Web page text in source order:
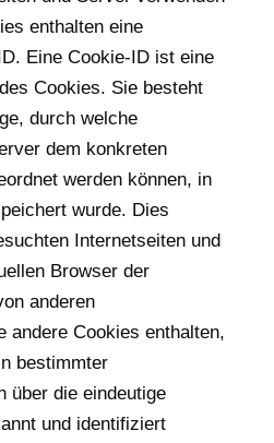
enthalten eine
Eine Cookie-ID ist eine
Cookies. Sie besteht
durch welche
dem konkreten
werden können, in
wurde. Dies
Internetseiten und
Browser der
anderen
andere Cookies enthalten,
bestimmter
über die eindeutige
und identifiziert